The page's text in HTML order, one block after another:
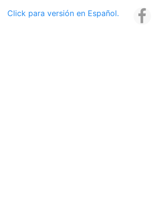
Click para versión en Español.